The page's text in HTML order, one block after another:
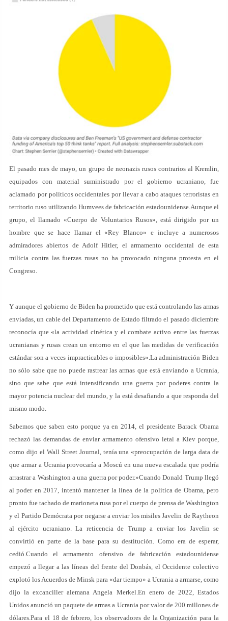
El pasado mes de mayo, un grupo de neonazis rusos contrarios al Kremlin,
equipados con material suministrado por el gobierno ucraniano, fue
aclamado por políticos occidentales por llevar a cabo ataques terroristas en
territorio ruso utilizando Humvees de fabricación estadounidense.Aunque el
grupo, el llamado «Cuerpo de Voluntarios Rusos», está dirigido por un
hombre que se hace llamar el «Rey Blanco» e incluye a numerosos
admiradores abiertos de Adolf Hitler, el armamento occidental de esta
milicia contra las fuerzas rusas no ha provocado ninguna protesta en el
Congreso.
Y aunque el gobierno de Biden ha prometido que está controlando las armas
enviadas, un cable del Departamento de Estado filtrado el pasado diciembre
reconocía que «la actividad cinética y el combate activo entre las fuerzas
ucranianas y rusas crean un entorno en el que las medidas de verificación
estándar son a veces impracticables o imposibles».La administración Biden
no sólo sabe que no puede rastrear las armas que está enviando a Ucrania,
sino que sabe que está intensificando una guerra por poderes contra la
mayor potencia nuclear del mundo, y la está desafiando a que responda del
mismo modo.
Sabemos que saben esto porque ya en 2014, el presidente Barack Obama
rechazó las demandas de enviar armamento ofensivo letal a Kiev porque,
como dijo el Wall Street Journal, tenía una «preocupación de larga data de
que armar a Ucrania provocaría a Moscú en una nueva escalada que podría
arrastrar a Washington a una guerra por poder.»Cuando Donald Trump llegó
al poder en 2017, intentó mantener la línea de la política de Obama, pero
pronto fue tachado de marioneta rusa por el cuerpo de prensa de Washington
y el Partido Demócrata por negarse a enviar los misiles Javelin de Raytheon
al ejército ucraniano. La reticencia de Trump a enviar los Javelin se
convirtió en parte de la base para su destitución. Como era de esperar,
cedió.Cuando el armamento ofensivo de fabricación estadounidense
empezó a llegar a las líneas del frente del Donbás, el Occidente colectivo
explotó los Acuerdos de Minsk para «dar tiempo» a Ucrania a armarse, como
dijo la excanciller alemana Angela Merkel.En enero de 2022, Estados
Unidos anunció un paquete de armas a Ucrania por valor de 200 millones de
dólares.Para el 18 de febrero, los observadores de la Organización para la